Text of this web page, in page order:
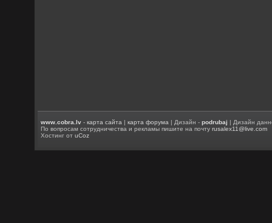
www.cobra.lv -карта сайта |карта форума | Дизайн -podrubaj | Дизайн
По вопросам сотрудничества и рекламы пишите на почтуrusalex11@live.com
Хостинг отuCoz